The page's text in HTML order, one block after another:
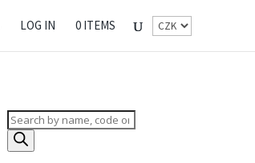
LOG IN 0 ITEMS
Products
search